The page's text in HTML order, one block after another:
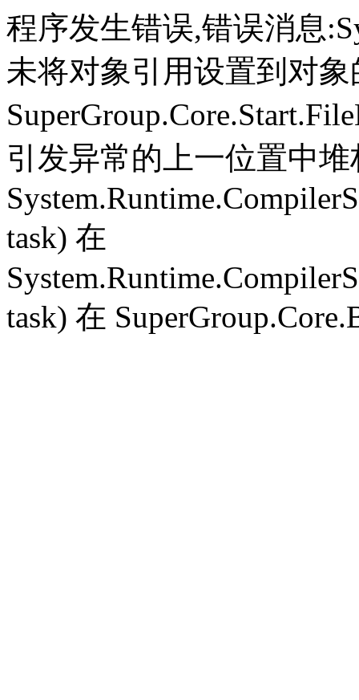
程序发生错误,错误消息
未将对象引用设置到对
引发异常的上一位置中
task) 在
task) 在